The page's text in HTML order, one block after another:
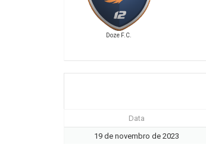
Doze F.C.
Data
19 de novembro de 2023